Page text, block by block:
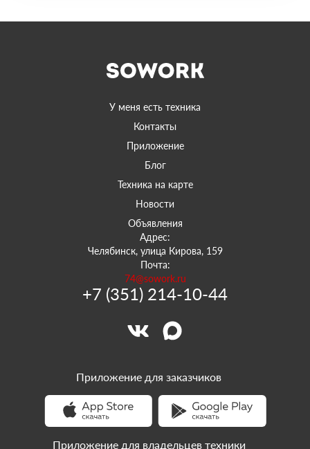
У меня есть техника
Контакты
Приложение
Блог
Техника на карте
Новости
Объявления
Адрес:
Челябинск, улица Кирова, 159
Почта:
74@sowork.ru
+7 (351) 214-10-44
Приложение для заказчиков
Приложение для владельцев техники